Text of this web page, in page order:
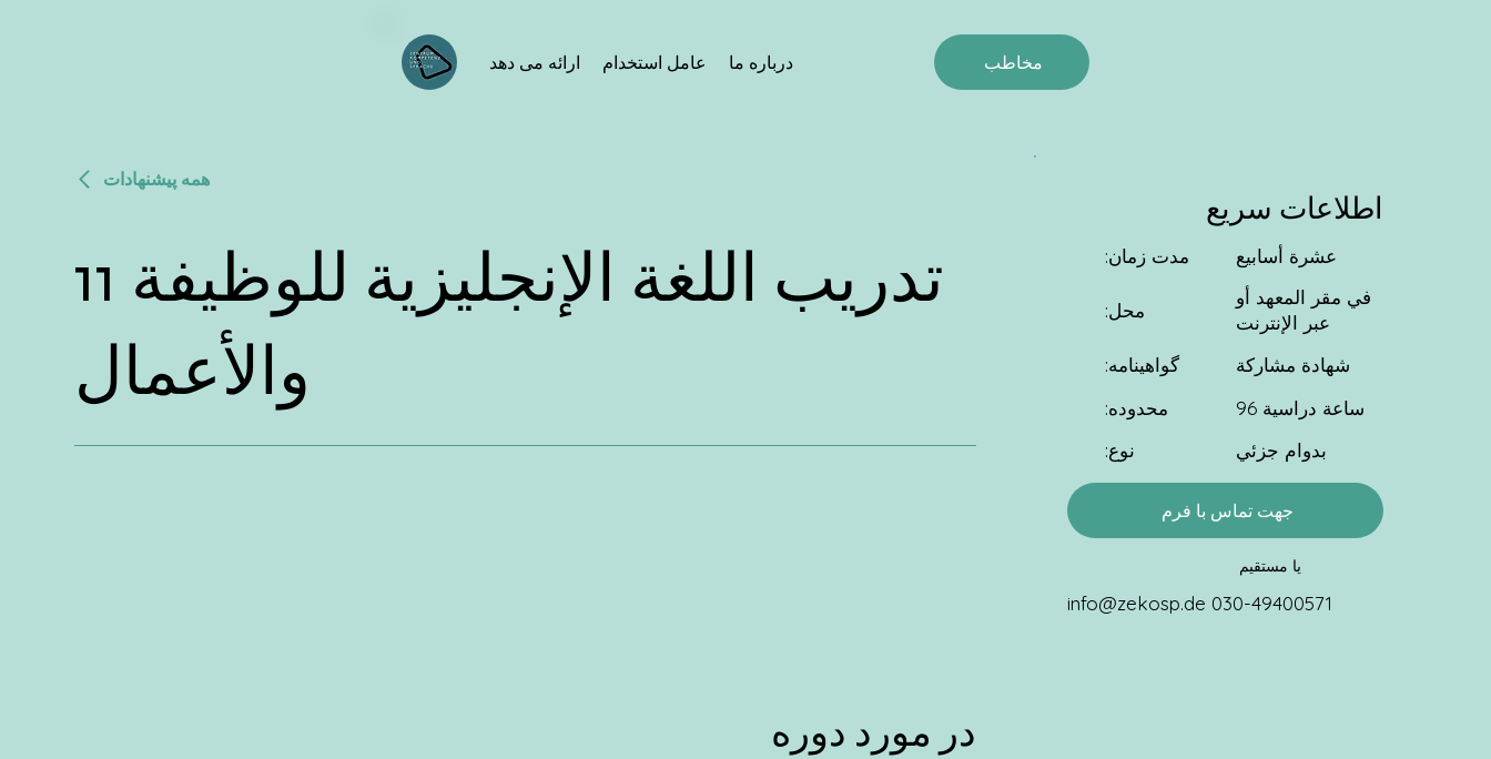
ارائه می دهد عامل استخدام درباره ما مخاطب
اطلاعات سریع
جهت تماس با فرم
مدت زمان:
محل:
گواهینامه:
محدوده:
نوع:
عشرة أسابيع
في مقر المعهد أو
عبر الإنترنت
شهادة مشاركة
96 ساعة دراسية
بدوام جزئي
یا مستقیم
info@zekosp.de 030-49400571
در مورد دوره
11 تدريب اللغة الإنجليزية للوظيفة
والأعمال
همه پیشنهادات